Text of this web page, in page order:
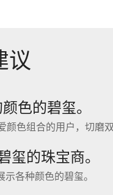
议
色的碧玺。
色组合的用户，切磨
玺的珠宝商。
各种颜色的碧玺。